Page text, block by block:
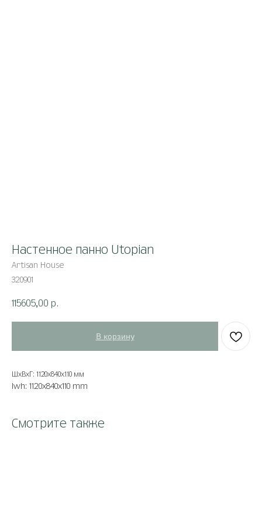
Настенное панно Utopian
Artisan House
320901
115605,00 р.
В корзину
ШxВxГ: 1120x840x110 мм
lwh: 1120x840x110 mm
Смотрите также